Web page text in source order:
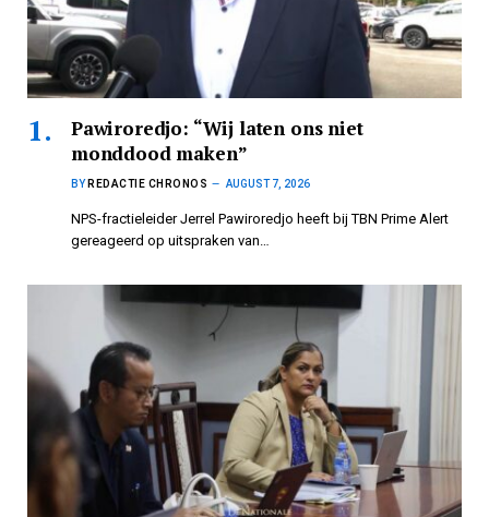
Pawiroredjo: “Wij laten ons niet
monddood maken”
BY REDACTIE CHRONOS AUGUST 7, 2026
NPS-fractieleider Jerrel Pawiroredjo heeft bij TBN Prime Alert
gereageerd op uitspraken van…